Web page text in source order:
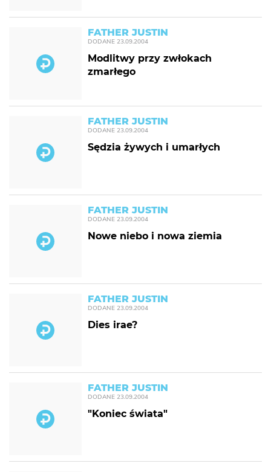
FATHER JUSTIN
DODANE 23.09.2004
Modlitwy przy zwłokach
zmarłego
FATHER JUSTIN
DODANE 23.09.2004
Sędzia żywych i umarłych
FATHER JUSTIN
DODANE 23.09.2004
Nowe niebo i nowa ziemia
FATHER JUSTIN
DODANE 23.09.2004
Dies irae?
FATHER JUSTIN
DODANE 23.09.2004
"Koniec świata"